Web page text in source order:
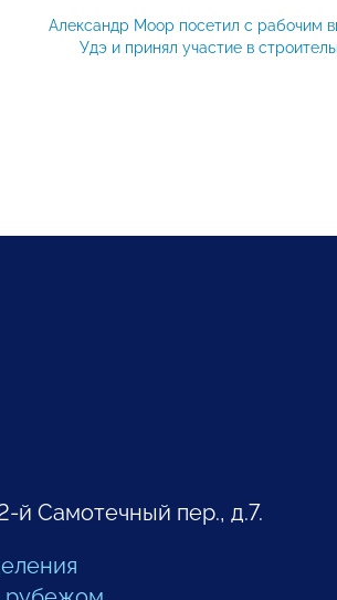
Александр Моор посетил с рабочим
Удэ и принял участие в
й Самотечный пер., д.7.